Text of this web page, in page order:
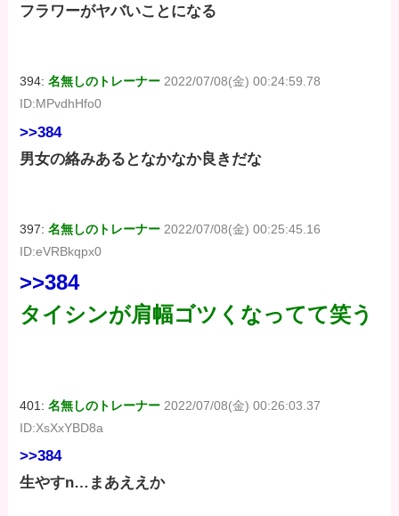
フラワーがヤバいことになる
394:名無しのトレーナー 2022/07/08(金) 00:24:59.78
ID:MPvdhHfo0
>>384
男女の絡みあるとなかなか良きだな
397:名無しのトレーナー 2022/07/08(金) 00:25:45.16
ID:eVRBkqpx0
>>384
タイシンが肩幅ゴツくなってて笑う
401:名無しのトレーナー 2022/07/08(金) 00:26:03.37
ID:XsXxYBD8a
>>384
生やすn…まあええか